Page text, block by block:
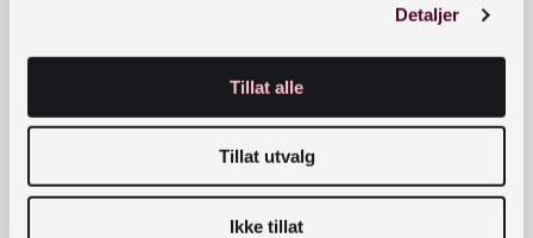
Detaljer
Tillat alle
Tillat utvalg
Ikke tillat
Vestfold og Telemark fylkesbibliotek og Viken
fylkesbibliotek. Layout og illustrasjoner er laget av
Karine Dalene og Andreas Iversen. Heftet er en
del av prosjektet Formidlingskompetanse i
folkebibliotek, som er støttet av
Nasjonalbiblioteket.